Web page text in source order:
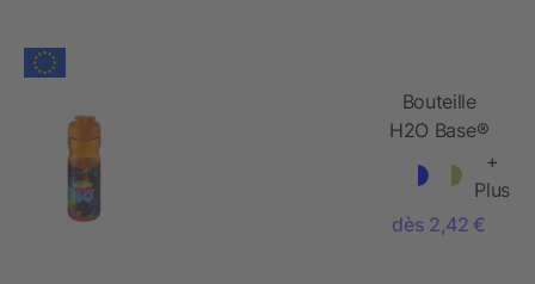
Bouteille
H2O Base®
avec
couvercle à
+
Plus
dès 2,42 €